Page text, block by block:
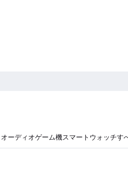
オーディオゲーム機スマートウォッチす